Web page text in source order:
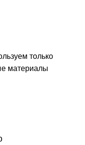
только
материалы